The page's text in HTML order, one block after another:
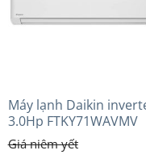
Máy lạnh Daikin
3.0Hp FTKY71WAVMV